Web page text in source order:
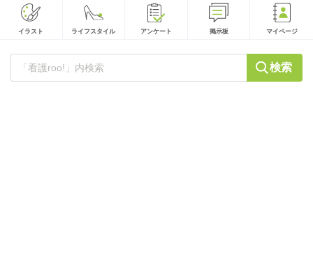
イラスト ライフスタイル アンケート 掲示板 マイページ
検索